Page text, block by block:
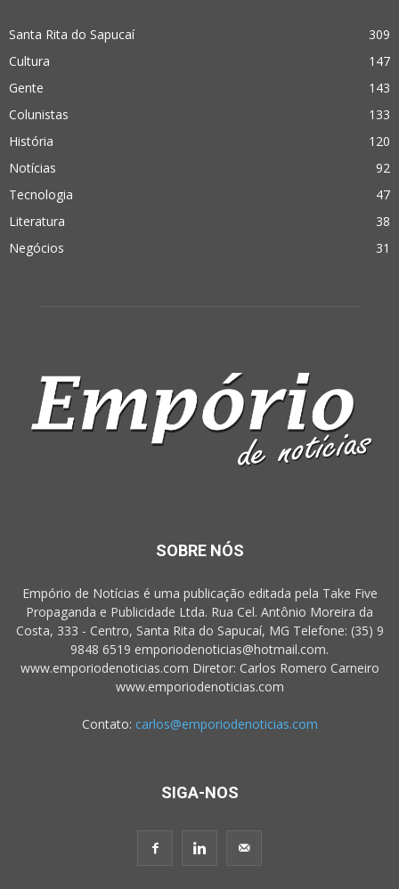
Santa Rita do Sapucaí
309
Cultura
147
Gente
143
Colunistas
133
História
120
Notícias
92
Tecnologia
47
Literatura
38
Negócios
31
SOBRE NÓS
Empório de Notícias é uma publicação editada pela Take Five
Propaganda e Publicidade Ltda. Rua Cel. Antônio Moreira da
Costa, 333 - Centro, Santa Rita do Sapucaí, MG Telefone: (35) 9
9848 6519 emporiodenoticias@hotmail.com.
www.emporiodenoticias.com Diretor: Carlos Romero Carneiro
www.emporiodenoticias.com
Contato: carlos@emporiodenoticias.com
SIGA-NOS